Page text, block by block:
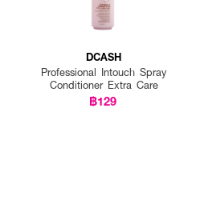
DCASH
Professional Intouch Spray
Conditioner Extra Care
฿129